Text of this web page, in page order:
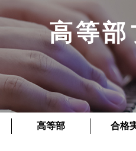
高等部
高等部 合格